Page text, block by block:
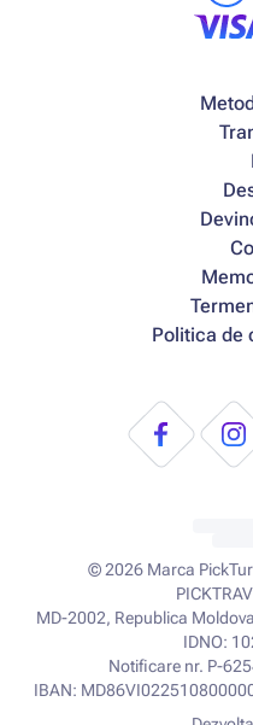
Politica de
© 2026 Marca
MD-2002, Republica
IDNO:
Notificare nr. P-
IBAN: